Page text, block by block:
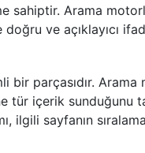
sahiptir. Arama
ve açıklayıcı
parçasıdır. Arama
tür içerik sunduğunu
ilgili sayfanın